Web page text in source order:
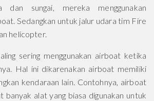
sungai, mereka menggunakan
Sedangkan untuk jalur udara tim Fire
helicopter.
sering menggunakan airboat ketika
Hal ini dikarenakan airboat memiliki
kendaraan lain. Contohnya, airboat
banyak alat yang biasa digunakan untuk